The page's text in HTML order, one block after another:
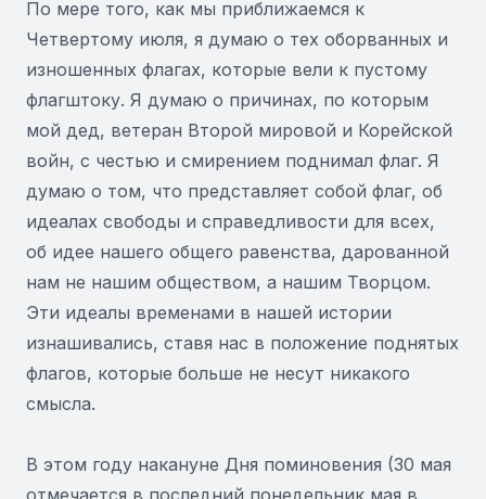
По мере того, как мы приближаемся к
Четвертому июля, я думаю о тех оборванных и
изношенных флагах, которые вели к пустому
флагштоку. Я думаю о причинах, по которым
мой дед, ветеран Второй мировой и Корейской
войн, с честью и смирением поднимал флаг. Я
думаю о том, что представляет собой флаг, об
идеалах свободы и справедливости для всех,
об идее нашего общего равенства, дарованной
нам не нашим обществом, а нашим Творцом.
Эти идеалы временами в нашей истории
изнашивались, ставя нас в положение поднятых
флагов, которые больше не несут никакого
смысла.
В этом году накануне Дня поминовения (30 мая
отмечается в последний понедельник мая в